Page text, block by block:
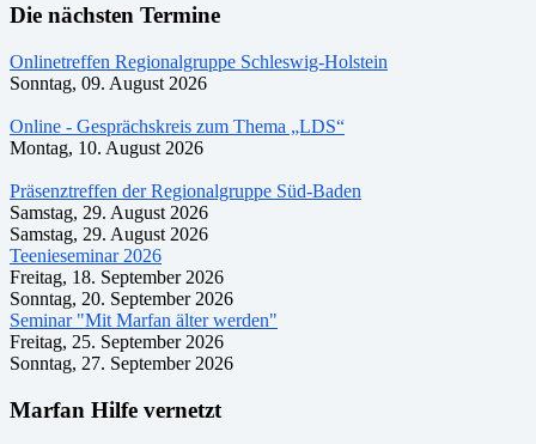
Die nächsten Termine
Onlinetreffen Regionalgruppe Schleswig-Holstein
Sonntag, 09. August 2026
Online - Gesprächskreis zum Thema „LDS“
Montag, 10. August 2026
Präsenztreffen der Regionalgruppe Süd-Baden
Samstag, 29. August 2026
Samstag, 29. August 2026
Teenieseminar 2026
Freitag, 18. September 2026
Sonntag, 20. September 2026
Seminar "Mit Marfan älter werden"
Freitag, 25. September 2026
Sonntag, 27. September 2026
Marfan Hilfe vernetzt